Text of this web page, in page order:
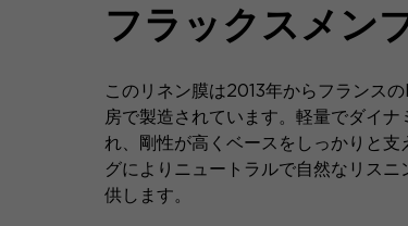
フラックスメン
このリネン膜は2013年からフランス
房で製造されています。軽量でダイナ
れ、剛性が高くベースをしっかりと支
グによりニュートラルで自然なリスニ
供します。